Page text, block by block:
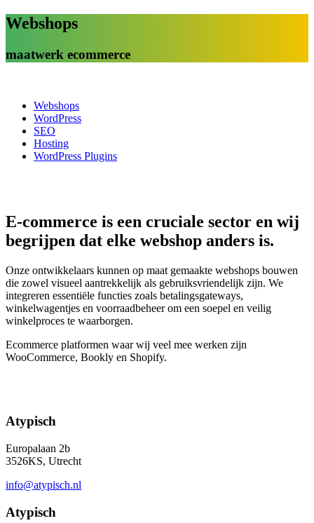
Webshops
maatwerk ecommerce
Webshops
WordPress
SEO
Hosting
WordPress Plugins
E-commerce is een cruciale sector en wij
begrijpen dat elke webshop anders is.
Onze ontwikkelaars kunnen op maat gemaakte webshops bouwen
die zowel visueel aantrekkelijk als gebruiksvriendelijk zijn. We
integreren essentiële functies zoals betalingsgateways,
winkelwagentjes en voorraadbeheer om een soepel en veilig
winkelproces te waarborgen.
Ecommerce platformen waar wij veel mee werken zijn
WooCommerce, Bookly en Shopify.
Atypisch
Europalaan 2b
3526KS, Utrecht
info@atypisch.nl
Atypisch